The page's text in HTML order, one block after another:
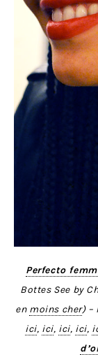
Perfecto
Bottes See by
en moins cher) –
ici, ici, ici, ici,